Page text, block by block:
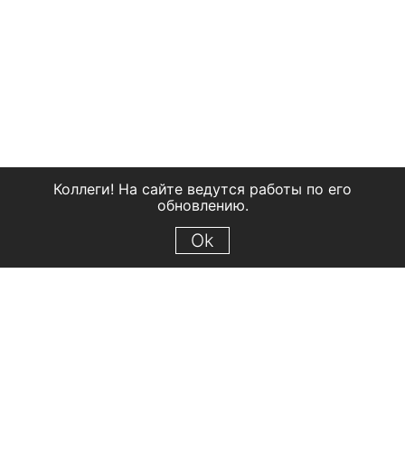
Коллеги! На сайте ведутся работы по его
обновлению.
Ok